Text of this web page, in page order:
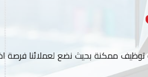
ممكنة بحيث نضع لعملائنا فرصة